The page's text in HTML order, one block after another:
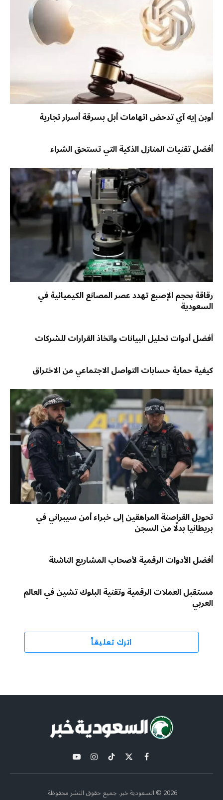
أوبن إيه آي تدحض اتهامات أبل بسرقة أسرار تجارية
أفضل تقنيات المنازل الذكية التي تستحق الشراء
رقاقة بحجم الإصبع تهدد عصر المصانع الكيميائية في
السعودية
أفضل أدوات تحليل البيانات واتخاذ القرارات للشركات
كيفية حماية حسابات التواصل الاجتماعي من الاختراق
تحويل القراصنة المراهقين إلى خبراء أمن سيبراني في
بريطانيا بدلًا من السجن
أفضل الأدوات الرقمية لأصحاب المشاريع الناشئة
مستقبل العملات الرقمية وتقنية البلوك تشين في العالم
العربي
اترك تعليقاً
فيسبوك
X
(Twitter)
تيكتوكالانستغراميوتيوب
2026 © السعودية خبر. جميع حقوق النشر محفوظة.